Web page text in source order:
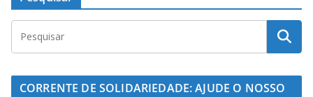
CORRENTE DE SOLIDARIEDADE: AJUDE O NOSSO